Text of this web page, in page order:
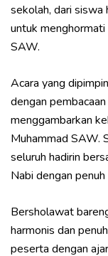
sekolah, dari siswa
untuk
SAW.
Acara yang
dengan
menggambarkan
Muhammad SAW.
seluruh hadirin
Nabi dengan
Bersholawat
harmonis dan
peserta dengan